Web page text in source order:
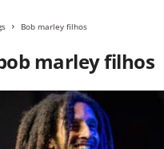
Bob marley filhos
marley filhos